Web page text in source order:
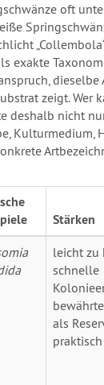
oft
exakte
dieselbe
zeigt. Wer
deshalb nicht
Kulturmedium,
Stärken
leicht zu
schnelle
als
praktisch